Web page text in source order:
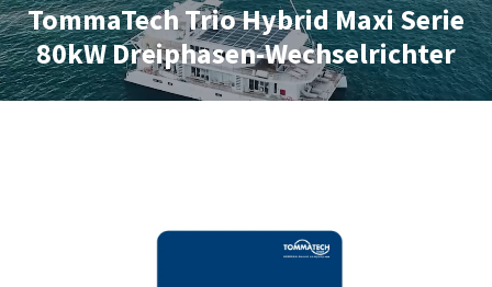
TommaTech Trio Hybrid Maxi Serie
80kW Dreiphasen-Wechselrichter